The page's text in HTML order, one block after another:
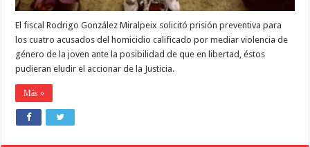
El fiscal Rodrigo González Miralpeix solicitó prisión preventiva para
los cuatro acusados del homicidio calificado por mediar violencia de
género de la joven ante la posibilidad de que en libertad, éstos
pudieran eludir el accionar de la Justicia.
Más »